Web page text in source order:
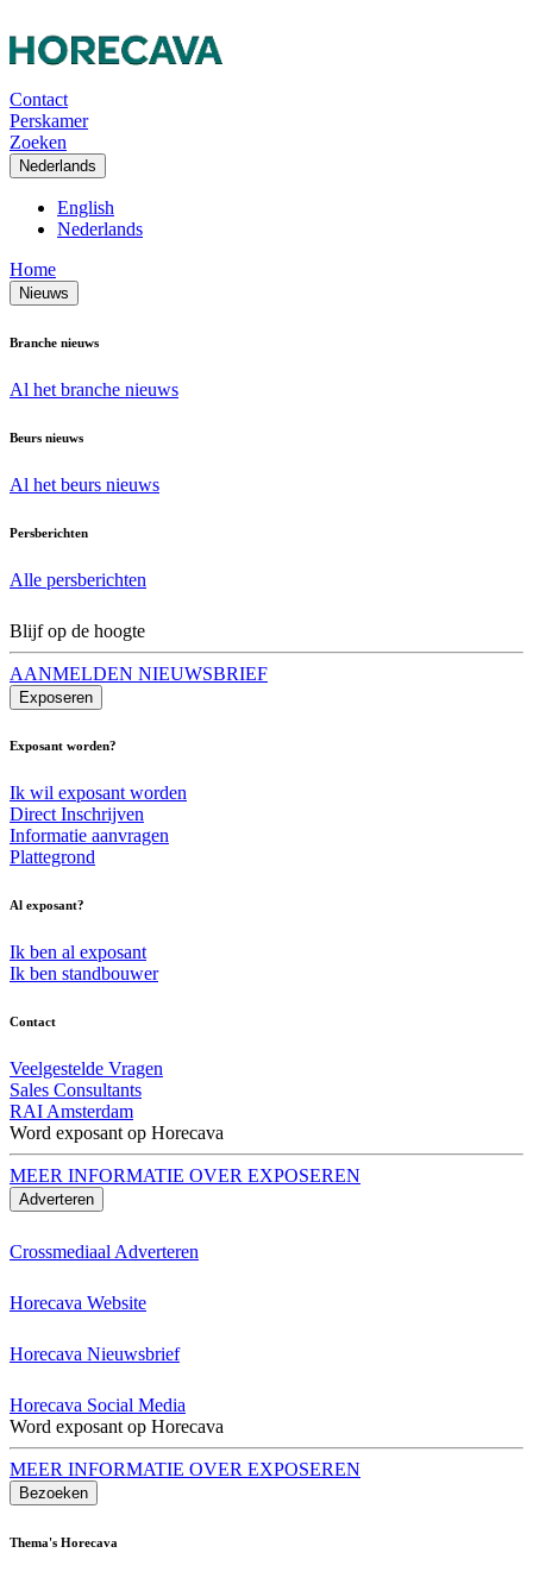
Contact
Perskamer
Zoeken
Nederlands
English
Nederlands
Home
Nieuws
Branche nieuws
Al het branche nieuws
Beurs nieuws
Al het beurs nieuws
Persberichten
Alle persberichten
Blijf op de hoogte
AANMELDEN NIEUWSBRIEF
Exposeren
Exposant worden?
Ik wil exposant worden
Direct Inschrijven
Informatie aanvragen
Plattegrond
Al exposant?
Ik ben al exposant
Ik ben standbouwer
Contact
Veelgestelde Vragen
Sales Consultants
RAI Amsterdam
Word exposant op Horecava
MEER INFORMATIE OVER EXPOSEREN
Adverteren
Crossmediaal Adverteren
Horecava Website
Horecava Nieuwsbrief
Horecava Social Media
Word exposant op Horecava
MEER INFORMATIE OVER EXPOSEREN
Bezoeken
Thema's Horecava